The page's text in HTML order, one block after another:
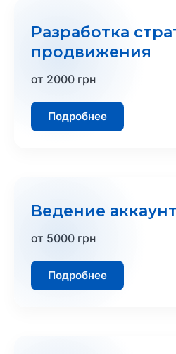
Разработка
продвижения
от 2000 грн
Подробнее
Ведение
от 5000 грн
Подробнее